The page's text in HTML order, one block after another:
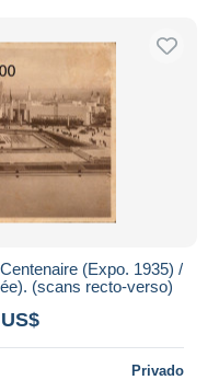
(Expo. 1935) /
(scans recto-verso)
Privado